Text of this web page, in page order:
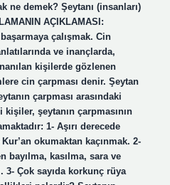
ne demek? Şeytanı (insanları)
AÇIKLAMASI:
çalışmak. Cin
ve inançlarda,
kişilerde gözlenen
cin çarpması denir. Şeytan
çarpması arasındaki
şeytanın çarpmasının
1- Aşırı derecede
okumaktan kaçınmak. 2-
bayılma, kasılma, sara ve
Çok sayıda korkunç rüya